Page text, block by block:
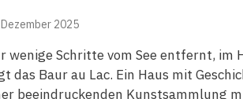
2025
wenige Schritte vom See entfernt, im
das Baur au Lac. Ein Haus mit
beeindruckenden Kunstsammlung